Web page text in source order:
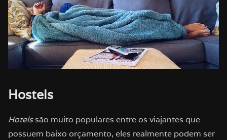
Hostels
Hotelssão muito populares entre os viajantes que
possuem baixo orçamento, eles realmente podem ser